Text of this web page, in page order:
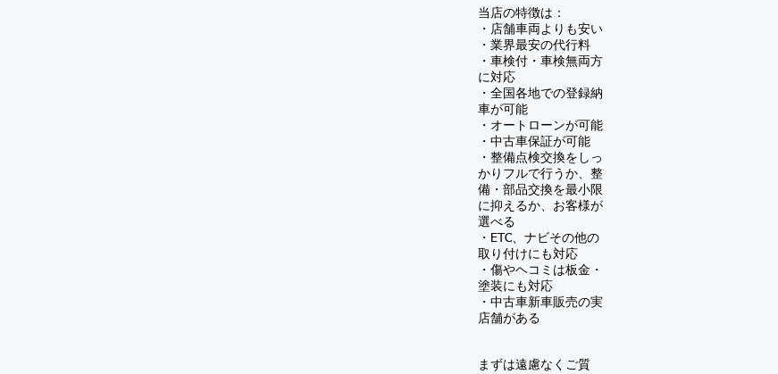
当店の特徴は：
・店舗車両よりも安い
・業界最安の代行料
・車検付・車検無両方
に対応
・全国各地での登録納
車が可能
・オートローンが可能
・中古車保証が可能
​・ 整備点検交換をしっ
かりフルで行うか、整
備・部品交換を最小限
に抑えるか、お客様が
選べる
・ETC、ナビその他の
取り付けにも対応
・傷やヘコミは板金・
塗装にも対応
​・中古車新車販売の実
店舗がある
まずは遠慮なくご質